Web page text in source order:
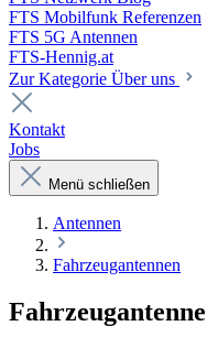
FTS Mobilfunk Referenzen
FTS 5G Antennen
FTS-Hennig.at
Zur Kategorie Über uns
Kontakt
Jobs
Menü schließen
Antennen
Fahrzeugantennen